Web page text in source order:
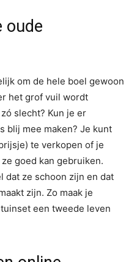
oude
om de hele boel gewoon
het grof vuil wordt
slecht? Kun je er
blij mee maken? Je kunt
te verkopen of je
goed kan gebruiken.
dat ze schoon zijn en dat
zijn. Zo maak je
een tweede leven